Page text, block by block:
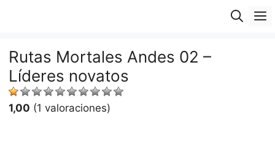
Rutas Mortales Andes 02 –
Líderes novatos
1,00 (1 valoraciones)